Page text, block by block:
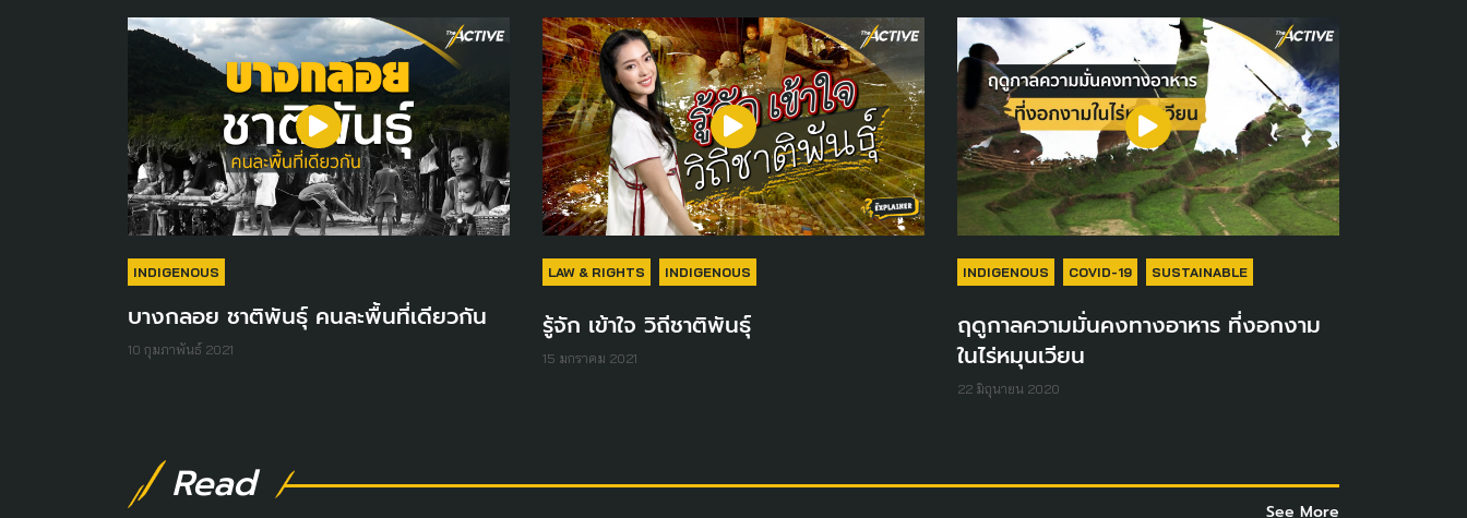
INDIGENOUS
บางกลอย ชาติพันธุ์ คนละพื้นที่เดียวกัน
10 กุมภาพันธ์ 2021
LAW & RIGHTS INDIGENOUS
รู้จัก เข้าใจ วิถีชาติพันธุ์
15 มกราคม 2021
INDIGENOUS COVID-19 SUSTAINABLE
ฤดูกาลความมั่นคงทางอาหาร ที่งอกงาม
ในไร่หมุนเวียน
22 มิถุนายน 2020
Read
See More